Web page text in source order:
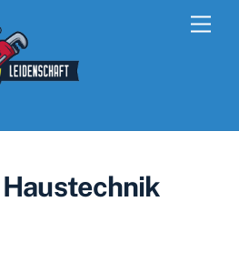
Haustechnik